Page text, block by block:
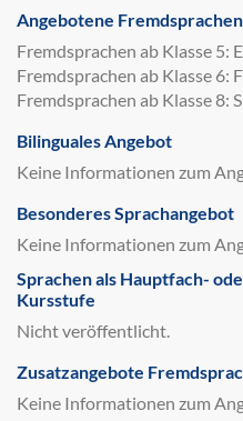
Angebotene Fremdsprachen
Fremdsprachen ab Klasse 5:
Fremdsprachen ab Klasse 6:
Fremdsprachen ab Klasse 8:
Bilinguales Angebot
Keine Informationen zum
Besonderes Sprachangebot
Keine Informationen zum
Sprachen als Hauptfach-
Kursstufe
Nicht veröffentlicht.
Zusatzangebote
Keine Informationen zum